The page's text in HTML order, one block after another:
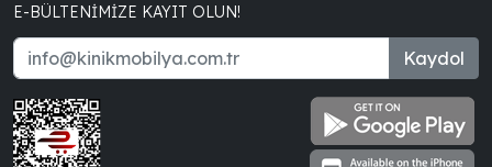
E-BÜLTENIMIZE KAYIT OLUN!
Kaydol